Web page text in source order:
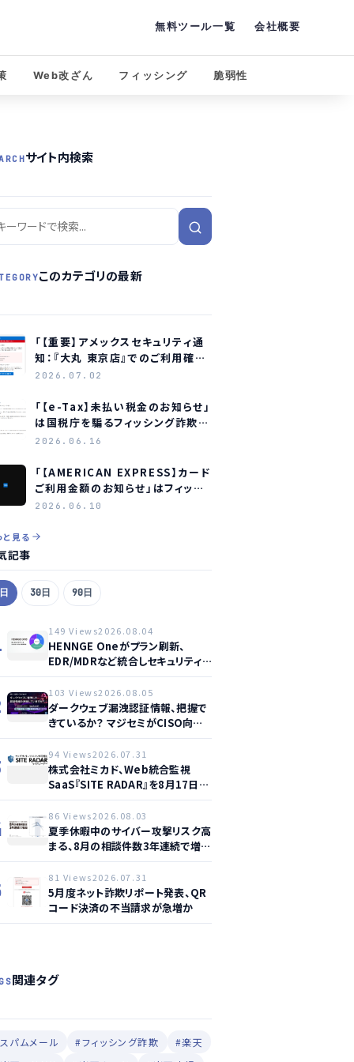
無料ツール一覧 会社概要
Web改ざん フィッシング 脆弱性
サイト内検索
このカテゴリの最新
「【重要】アメックスセキュリティ通
知：『大丸 東京店』でのご利用確認
をお願いします」はフィッシング詐
2026.07.02
「【e-Tax】未払い税金のお知らせ」
は国税庁を騙るフィッシング詐欺
― 見分け方と対処法
2026.06.16
「【AMERICAN EXPRESS】カード
ご利用金額のお知らせ」はフィッシ
ング詐欺メール ― アメリカン・エ
け方
2026.06.10
と見る
記事
30日 90日
149 Views2026.08.04
HENNGE Oneがプラン刷新、
EDR/MDRなど統合しセキュリティ
強化へ
103 Views2026.08.05
ダークウェブ漏洩認証情報、把握で
きているか？ マジセミがCISO向け
ウェビナー開催へ
94 Views2026.07.31
株式会社ミカド、Web統合監視
SaaS『SITE RADAR』を8月17日よ
り提供開始 – 月額1,500円から4領
域を自動監視、動的サイト…
86 Views2026.08.03
夏季休暇中のサイバー攻撃リスク高
まる、8月の相談件数3年連続で増加
か
81 Views2026.07.31
5月度ネット詐欺リポート発表、QR
コード決済の不当請求が急増か
関連タグ
パムメール #フィッシング詐欺
#楽天